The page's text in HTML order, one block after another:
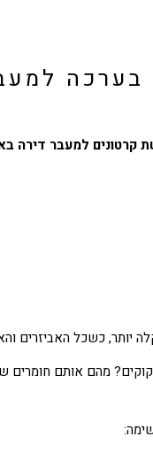
קרטונים למעבר דירה
יותר, כשכל האביזרים
מהם אותם